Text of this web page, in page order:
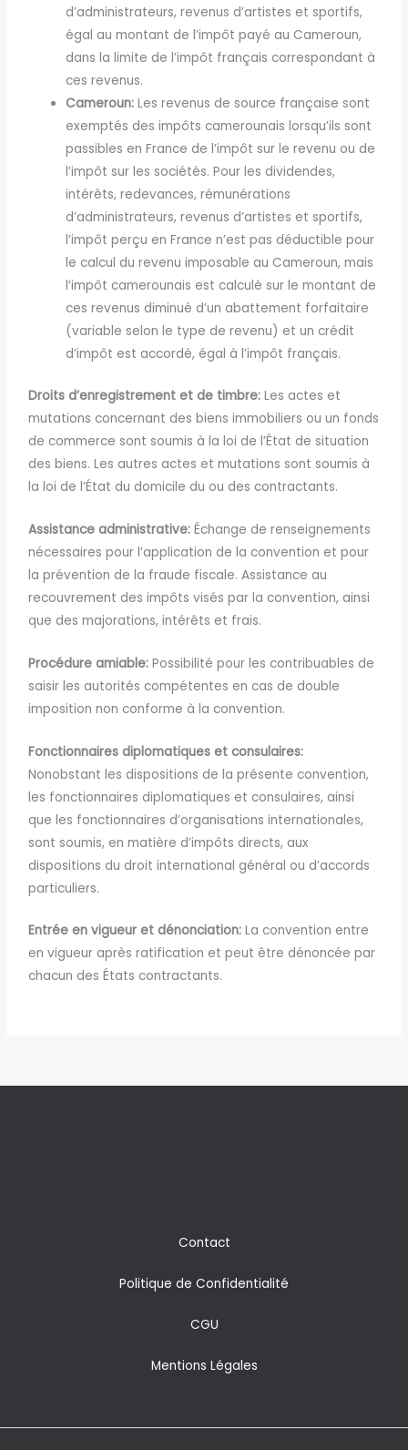
d’administrateurs, revenus d’artistes et sportifs,
égal au montant de l’impôt payé au Cameroun,
dans la limite de l’impôt français correspondant à
ces revenus.
Cameroun: Les revenus de source française sont
exemptés des impôts camerounais lorsqu’ils sont
passibles en France de l’impôt sur le revenu ou de
l’impôt sur les sociétés. Pour les dividendes,
intérêts, redevances, rémunérations
d’administrateurs, revenus d’artistes et sportifs,
l’impôt perçu en France n’est pas déductible pour
le calcul du revenu imposable au Cameroun, mais
l’impôt camerounais est calculé sur le montant de
ces revenus diminué d’un abattement forfaitaire
(variable selon le type de revenu) et un crédit
d’impôt est accordé, égal à l’impôt français.
Droits d’enregistrement et de timbre: Les actes et
mutations concernant des biens immobiliers ou un fonds
de commerce sont soumis à la loi de l’État de situation
des biens. Les autres actes et mutations sont soumis à
la loi de l’État du domicile du ou des contractants.
Assistance administrative: Échange de renseignements
nécessaires pour l’application de la convention et pour
la prévention de la fraude fiscale. Assistance au
recouvrement des impôts visés par la convention, ainsi
que des majorations, intérêts et frais.
Procédure amiable: Possibilité pour les contribuables de
saisir les autorités compétentes en cas de double
imposition non conforme à la convention.
Fonctionnaires diplomatiques et consulaires:
Nonobstant les dispositions de la présente convention,
les fonctionnaires diplomatiques et consulaires, ainsi
que les fonctionnaires d’organisations internationales,
sont soumis, en matière d’impôts directs, aux
dispositions du droit international général ou d’accords
particuliers.
Entrée en vigueur et dénonciation: La convention entre
en vigueur après ratification et peut être dénoncée par
chacun des États contractants.
Contact
Politique de Confidentialité
CGU
Mentions Légales